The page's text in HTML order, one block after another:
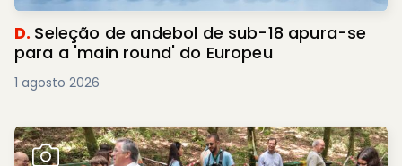
D. Seleção de andebol de sub-18 apura-se
para a 'main round' do Europeu
1 agosto 2026